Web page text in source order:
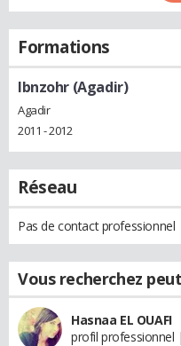
Formations
Ibnzohr (Agadir)
Agadir
2011 - 2012
Réseau
Pas de contact professionnel
Vous recherchez
Hasnaa EL OUAFI
profil professionnel